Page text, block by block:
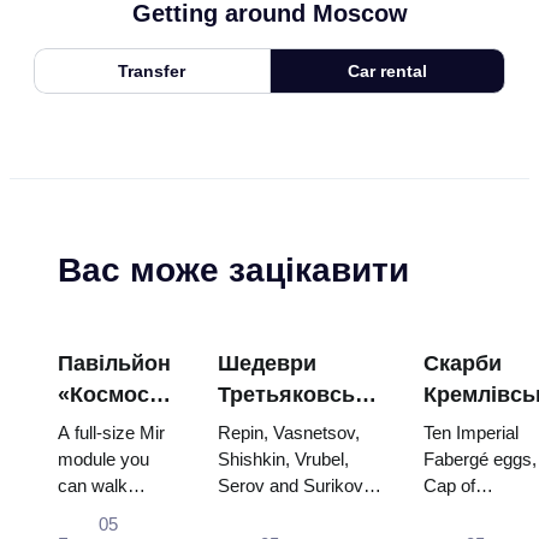
Getting around Moscow
Transfer Car rental
Вас може зацікавити
Павільйон
«Космос»
на ВДНГ:
всередині
найбільшої
космічної
A full-size Mir
module you
can walk
05
Шедеври
Третьяковської
галереї:
картини,
заради яких
Repin, Vasnetsov,
Shishkin, Vrubel,
Serov and Surikov
Скарби
зброї:
Фаберже,
трони та
Ten Imperial
Fabergé
Cap of